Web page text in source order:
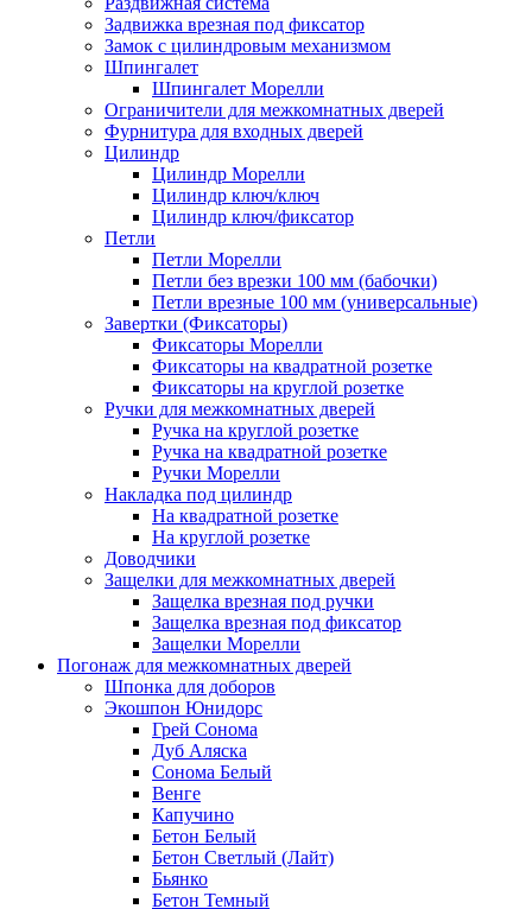
Задвижка врезная под фиксатор
Замок с цилиндровым механизмом
Шпингалет
Шпингалет Морелли
Ограничители для межкомнатных дверей
Фурнитура для входных дверей
Цилиндр
Цилиндр Морелли
Цилиндр ключ/ключ
Цилиндр ключ/фиксатор
Петли
Петли Морелли
Петли без врезки 100 мм (бабочки)
Петли врезные 100 мм (универсальные)
Завертки (Фиксаторы)
Фиксаторы Морелли
Фиксаторы на квадратной розетке
Фиксаторы на круглой розетке
Ручки для межкомнатных дверей
Ручка на круглой розетке
Ручка на квадратной розетке
Ручки Морелли
Накладка под цилиндр
На квадратной розетке
На круглой розетке
Доводчики
Защелки для межкомнатных дверей
Защелка врезная под ручки
Защелка врезная под фиксатор
Защелки Морелли
Погонаж для межкомнатных дверей
Шпонка для доборов
Экошпон Юнидорс
Грей Сонома
Дуб Аляска
Сонома Белый
Венге
Капучино
Бетон Белый
Бетон Светлый (Лайт)
Бьянко
Бетон Темный